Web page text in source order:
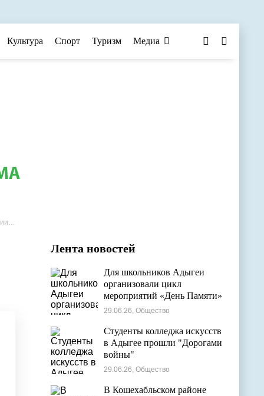
Культура Спорт Туризм Медиа
Лента новостей
Для школьников Адыгеи
организовали цикл
мероприятий «День Памяти»
29.06.26, Общество
Студенты колледжа искусств
в Адыгее прошли "Дорогами
войны"
29.06.26, Общество
В Кошехабльском районе